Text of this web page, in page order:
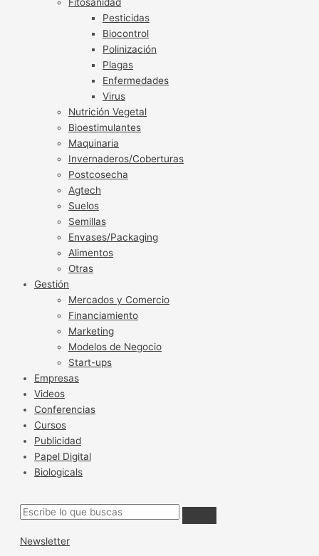
Pesticidas
Biocontrol
Polinización
Plagas
Enfermedades
Virus
Nutrición Vegetal
Bioestimulantes
Maquinaria
Invernaderos/Coberturas
Postcosecha
Agtech
Suelos
Semillas
Envases/Packaging
Alimentos
Otras
Gestión
Mercados y Comercio
Financiamiento
Marketing
Modelos de Negocio
Start-ups
Empresas
Videos
Conferencias
Cursos
Publicidad
Papel Digital
Biologicals
Newsletter